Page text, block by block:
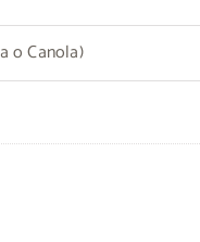
o Canola)